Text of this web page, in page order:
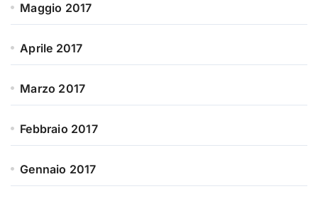
Maggio 2017
Aprile 2017
Marzo 2017
Febbraio 2017
Gennaio 2017